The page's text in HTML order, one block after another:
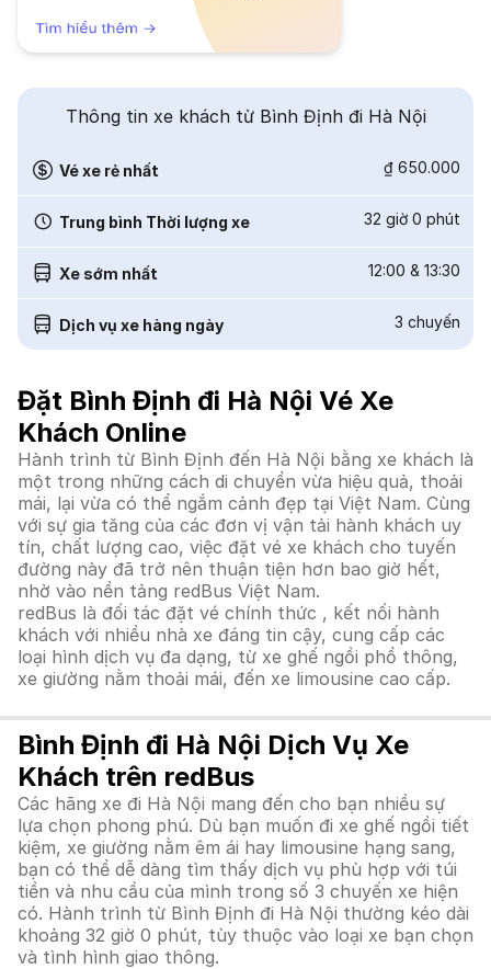
Thông tin xe khách từ Bình Định đi Hà Nội
Vé xe rẻ nhất ₫ 650.000
Trung bình Thời lượng xe 32 giờ 0 phút
Xe sớm nhất 12:00 & 13:30
Dịch vụ xe hàng ngày 3 chuyến
Đặt Bình Định đi Hà Nội Vé Xe
Khách Online
Hành trình từ Bình Định đến Hà Nội bằng xe khách là
một trong những cách di chuyển vừa hiệu quả, thoải
mái, lại vừa có thể ngắm cảnh đẹp tại Việt Nam. Cùng
với sự gia tăng của các đơn vị vận tải hành khách uy
tín, chất lượng cao, việc đặt vé xe khách cho tuyến
đường này đã trở nên thuận tiện hơn bao giờ hết,
nhờ vào nền tảng redBus Việt Nam.
redBus là đối tác đặt vé chính thức , kết nối hành
khách với nhiều nhà xe đáng tin cậy, cung cấp các
loại hình dịch vụ đa dạng, từ xe ghế ngồi phổ thông,
xe giường nằm thoải mái, đến xe limousine cao cấp.
Bình Định đi Hà Nội Dịch Vụ Xe
Khách trên redBus
Các hãng xe đi Hà Nội mang đến cho bạn nhiều sự
lựa chọn phong phú. Dù bạn muốn đi xe ghế ngồi tiết
kiệm, xe giường nằm êm ái hay limousine hạng sang,
bạn có thể dễ dàng tìm thấy dịch vụ phù hợp với túi
tiền và nhu cầu của mình trong số 3 chuyến xe hiện
có. Hành trình từ Bình Định đi Hà Nội thường kéo dài
khoảng 32 giờ 0 phút, tùy thuộc vào loại xe bạn chọn
và tình hình giao thông.